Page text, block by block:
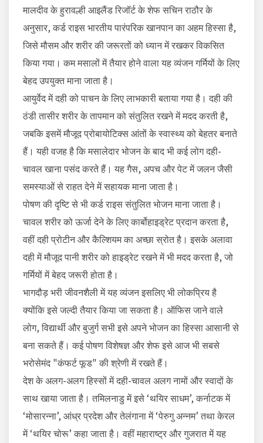
मालदीव के हुरावल्ही आइलैंड रिजॉर्ट के शेफ सचिन राठौर के
अनुसार, कर्ड राइस भारतीय पारंपरिक खानपान का अहम हिस्सा है,
जिसे मौसम और शरीर की जरूरतों को ध्यान में रखकर विकसित
किया गया। कम मसालों में तैयार होने वाला यह व्यंजन गर्मियों के लिए
बेहद उपयुक्त माना जाता है।
आयुर्वेद में दही को पाचन के लिए लाभकारी बताया गया है। दही की
ठंडी तासीर शरीर के तापमान को संतुलित रखने में मदद करती है,
जबकि इसमें मौजूद प्रोबायोटिक्स आंतों के स्वास्थ्य को बेहतर बनाते
हैं। यही वजह है कि मसालेदार भोजन के बाद भी कई लोग दही-
चावल खाना पसंद करते हैं। यह गैस, अपच और पेट में जलन जैसी
समस्याओं से राहत देने में सहायक माना जाता है।
पोषण की दृष्टि से भी कर्ड राइस संतुलित भोजन माना जाता है।
चावल शरीर को ऊर्जा देने के लिए कार्बोहाइड्रेट प्रदान करता है,
वहीं दही प्रोटीन और कैल्शियम का अच्छा स्रोत है। इसके अलावा
दही में मौजूद पानी शरीर को हाइड्रेट रखने में भी मदद करता है, जो
गर्मियों में बेहद जरूरी होता है।
भागदौड़ भरी जीवनशैली में यह व्यंजन इसलिए भी लोकप्रिय है
क्योंकि इसे जल्दी तैयार किया जा सकता है। ऑफिस जाने वाले
लोग, विद्यार्थी और बुजुर्ग सभी इसे अपने भोजन का हिस्सा आसानी से
बना सकते हैं। कई पोषण विशेषज्ञ और शेफ इसे आज भी सबसे
भरोसेमंद "कंफर्ट फूड" की श्रेणी में रखते हैं।
देश के अलग-अलग हिस्सों में दही-चावल अलग नामों और स्वादों के
साथ खाया जाता है। तमिलनाडु में इसे ‘थयिर साधम’, कर्नाटक में
‘मोसारन्ना’, आंध्र प्रदेश और तेलंगाना में ‘पेरुगु अन्नम’ तथा केरल
में ‘थयिर चोरू’ कहा जाता है। वहीं महाराष्ट्र और गुजरात में यह